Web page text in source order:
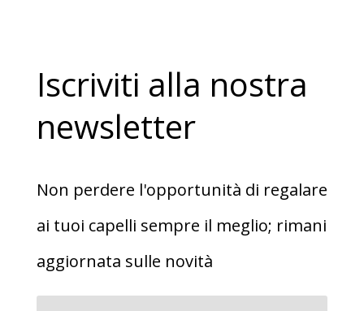
Iscriviti alla nostra
newsletter
Non perdere l'opportunità di regalare
ai tuoi capelli sempre il meglio; rimani
aggiornata sulle novità